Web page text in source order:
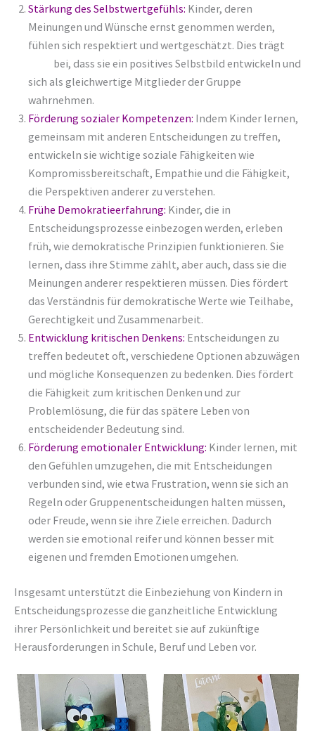
Stärkung des Selbstwertgefühls: Kinder, deren
Meinungen und Wünsche ernst genommen werden,
fühlen sich respektiert und wertgeschätzt. Dies trägt
bei, dass sie ein positives Selbstbild entwickeln und
sich als gleichwertige Mitglieder der Gruppe
wahrnehmen.
Förderung sozialer Kompetenzen: Indem Kinder lernen,
gemeinsam mit anderen Entscheidungen zu treffen,
entwickeln sie wichtige soziale Fähigkeiten wie
Kompromissbereitschaft, Empathie und die Fähigkeit,
die Perspektiven anderer zu verstehen.
Frühe Demokratieerfahrung: Kinder, die in
Entscheidungsprozesse einbezogen werden, erleben
früh, wie demokratische Prinzipien funktionieren. Sie
lernen, dass ihre Stimme zählt, aber auch, dass sie die
Meinungen anderer respektieren müssen. Dies fördert
das Verständnis für demokratische Werte wie Teilhabe,
Gerechtigkeit und Zusammenarbeit.
Entwicklung kritischen Denkens: Entscheidungen zu
treffen bedeutet oft, verschiedene Optionen abzuwägen
und mögliche Konsequenzen zu bedenken. Dies fördert
die Fähigkeit zum kritischen Denken und zur
Problemlösung, die für das spätere Leben von
entscheidender Bedeutung sind.
Förderung emotionaler Entwicklung: Kinder lernen, mit
den Gefühlen umzugehen, die mit Entscheidungen
verbunden sind, wie etwa Frustration, wenn sie sich an
Regeln oder Gruppenentscheidungen halten müssen,
oder Freude, wenn sie ihre Ziele erreichen. Dadurch
werden sie emotional reifer und können besser mit
eigenen und fremden Emotionen umgehen.
Insgesamt unterstützt die Einbeziehung von Kindern in
Entscheidungsprozesse die ganzheitliche Entwicklung
ihrer Persönlichkeit und bereitet sie auf zukünftige
Herausforderungen in Schule, Beruf und Leben vor.